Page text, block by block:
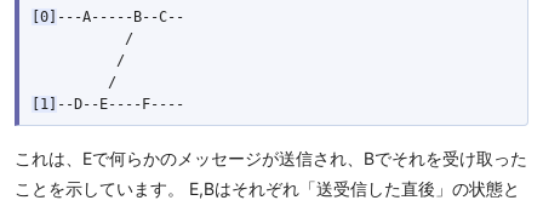
[0] ---A-----B--C--
           /
          /
[1]
これは、Eで何らかのメッセージが送信され、Bでそれを受け取った
ことを示しています。 E,Bはそれぞれ「送受信した直後」の状態と